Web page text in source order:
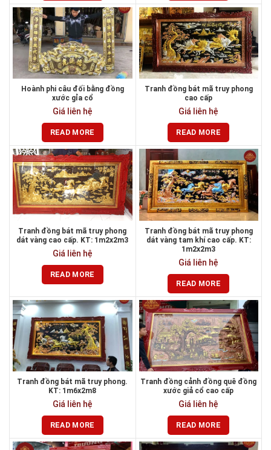
Hoành phi câu đối bằng đồng
xước gỉa cổ
Giá liên hệ
READ MORE
Tranh đồng bát mã truy phong
cao cấp
Giá liên hệ
READ MORE
Tranh đồng bát mã truy phong
dát vàng cao cấp. KT: 1m2x2m3
Giá liên hệ
READ MORE
Tranh đồng bát mã truy phong
dát vàng tam khí cao cấp. KT:
1m2x2m3
Giá liên hệ
READ MORE
Tranh đồng bát mã truy phong.
KT: 1m6x2m8
Giá liên hệ
READ MORE
Tranh đồng cảnh đồng quê đồng
xước giả cổ cao cấp
Giá liên hệ
READ MORE